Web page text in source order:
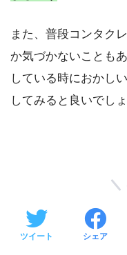
また、普段コンタク
か気づかないことも
している時におかし
してみると良いでしょ
ツイート シェア